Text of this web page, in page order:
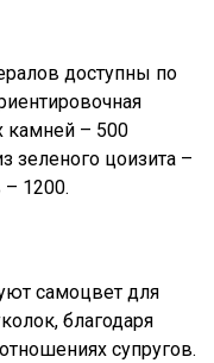
доступны по
камней – 500
зеленого цоизита –
– 1200.
самоцвет для
благодаря
супругов.